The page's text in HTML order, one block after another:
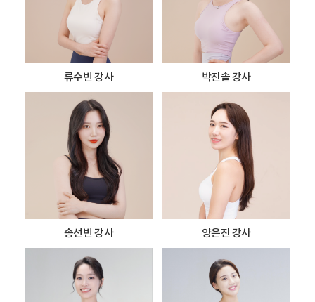
류수빈 강사 박진솔 강사
송선빈 강사 양은진 강사